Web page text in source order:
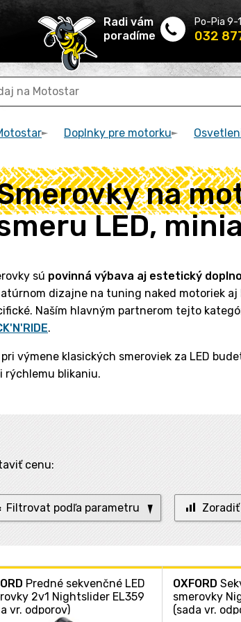
Radi vám
poradíme
Po-Pia 9-
032
Doplnky pre motorku
na
LED,
sú povinná výbava aj estetický
dizajne na tuning naked motoriek aj
Naším hlavným partnerom tejto
.
pri výmene klasických smeroviek za LED
rýchlemu blikaniu.
cenu:
Filtrovat podľa parametru
Predné sekvenčné LED
2v1 Nightslider EL359
vr. odporov)
OXFORD
smerovky
(sada vr.